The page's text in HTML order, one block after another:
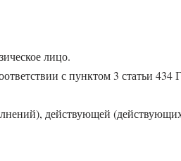
лицо.
с пунктом 3 статьи 434
действующей